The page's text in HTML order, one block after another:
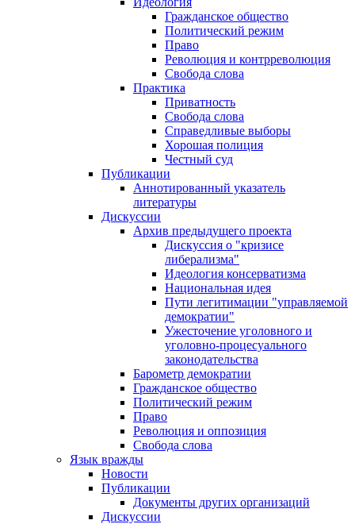
Гражданское общество
Политический режим
Право
Революция и контрреволюция
Свобода слова
Практика
Приватность
Свобода слова
Справедливые выборы
Хорошая полиция
Честный суд
Публикации
Аннотированный указатель
литературы
Дискуссии
Архив предыдущего проекта
Дискуссия о "кризисе
либерализма"
Идеология консерватизма
Национальная идея
Пути легитимации "управляемой
демократии"
Ужесточение уголовного и
уголовно-процесуального
законодательства
Барометр демократии
Гражданское общество
Политический режим
Право
Революция и оппозиция
Свобода слова
Язык вражды
Новости
Публикации
Документы других организаций
Дискуссии